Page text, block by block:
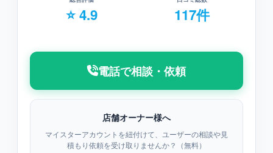
⭐ 4.9 117件
電話で相談・依頼
店舗オーナー様へ
マイスターアカウントを紐付けて、ユーザーの相談や見
積もり依頼を受け取りませんか？（無料）